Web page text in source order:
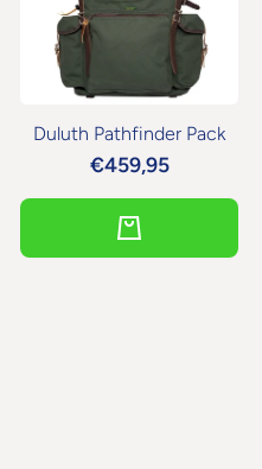
Duluth Pathfinder Pack
€459,95